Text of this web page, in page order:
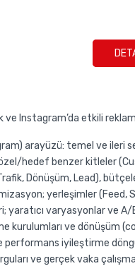
Instagram’da etkili
arayüzü: temel ve ileri
hedef benzer kitleler
Dönüşüm, Lead),
yerleşimler (Feed,
yaratıcı varyasyonlar ve
kurulumları ve dönüşüm
performans iyileştirme
ve gerçek vaka